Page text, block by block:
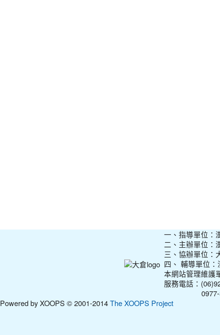
一、指導單位：
二、主辦單位：
三、協辦單位：
四、 輔導單位
本網站管理維護
服務電話：
0977-
Powered by XOOPS © 2001-2014The XOOPS Project